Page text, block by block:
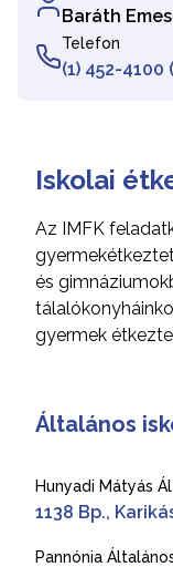
Baráth
Telefon
(1) 452-
Iskolai
Az IMFK
és
gyermek
Általános
Hunyadi Mátyás
1138 Bp.,
Pannónia